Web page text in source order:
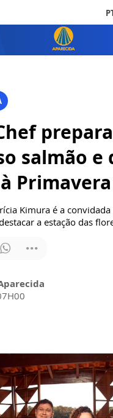
salmão e
Primavera
Kimura é a
a estação das